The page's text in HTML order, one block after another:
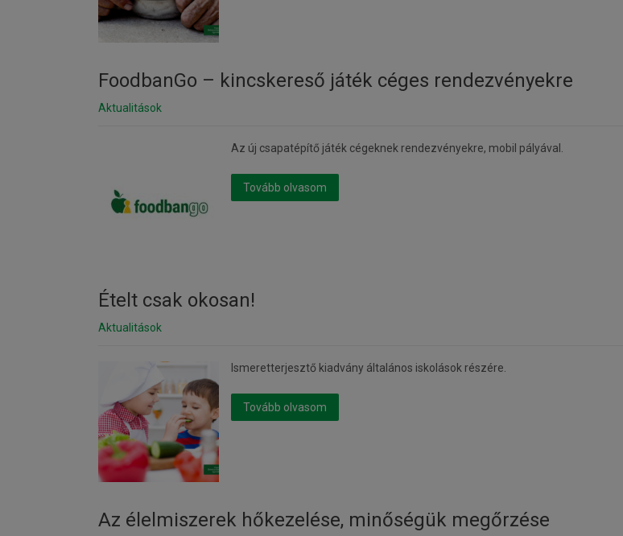
FoodbanGo – kincskereső játék céges rendezvényekre
Aktualitások
Az új csapatépítő játék cégeknek rendezvényekre, mobil pályával.
Tovább olvasom
Ételt csak okosan!
Aktualitások
Ismeretterjesztő kiadvány általános iskolások részére.
Tovább olvasom
Az élelmiszerek hőkezelése, minőségük megőrzése